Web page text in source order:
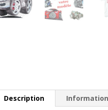
Description